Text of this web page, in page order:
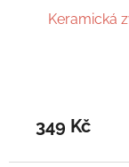
Keramická
349 Kč